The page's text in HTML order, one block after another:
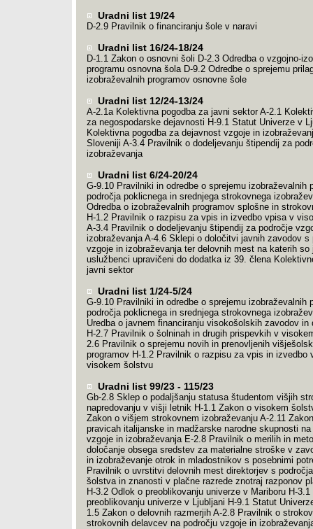
Uradni list 19/24
D-2.9 Pravilnik o financiranju šole v naravi
Uradni list 16/24-18/24
D-1.1 Zakon o osnovni šoli D-2.3 Odredba o vzgojno-
programu osnovna šola D-9.2 Odredbe o sprejemu
izobraževalnih programov osnovne šole
Uradni list 12/24-13/24
A-2.1a Kolektivna pogodba za javni sektor A-2.1
za negospodarske dejavnosti H-9.1 Statut Univerze v
Kolektivna pogodba za dejavnost vzgoje in
Sloveniji A-3.4 Pravilnik o dodeljevanju štipendij za
izobraževanja
Uradni list 6/24-20/24
G-9.10 Pravilniki in odredbe o sprejemu izobraževalnih
področja poklicnega in srednjega strokovnega
Odredba o izobraževalnih programov splošne in
H-1.2 Pravilnik o razpisu za vpis in izvedbo vpisa v
A-3.4 Pravilnik o dodeljevanju štipendij za področje
izobraževanja A-4.6 Sklepi o določitvi javnih zavodov s
vzgoje in izobraževanja ter delovnih mest na katerih so
uslužbenci upravičeni do dodatka iz 39. člena
javni sektor
Uradni list 1/24-5/24
G-9.10 Pravilniki in odredbe o sprejemu izobraževalnih
področja poklicnega in srednjega strokovnega
Uredba o javnem financiranju visokošolskih zavodov in
H-2.7 Pravilnik o šolninah in drugih prispevkih v
2.6 Pravilnik o sprejemu novih in prenovljenih
programov H-1.2 Pravilnik o razpisu za vpis in izvedbo
visokem šolstvu
Uradni list 99/23 - 115/23
Gb-2.8 Sklep o podaljšanju statusa študentom višjih
napredovanju v višji letnik H-1.1 Zakon o visokem
Zakon o višjem strokovnem izobraževanju A-2.11
pravicah italijanske in madžarske narodne skupnosti na
vzgoje in izobraževanja E-2.8 Pravilnik o merilih in
določanje obsega sredstev za materialne stroške v
in izobraževanje otrok in mladostnikov s posebnimi
Pravilnik o uvrstitvi delovnih mest direktorjev s
šolstva in znanosti v plačne razrede znotraj razponov
H-3.2 Odlok o preoblikovanju univerze v Mariboru H-3.1
preoblikovanju univerze v Ljubljani H-9.1 Statut
1.5 Zakon o delovnih razmerjih A-2.8 Pravilnik o
strokovnih delavcev na področju vzgoje in